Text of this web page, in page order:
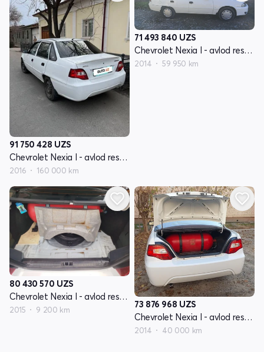
91 750 428 UZS
Chevrolet Nexia I - avlod restayling
2016 160 000 km
71 493 840 UZS
Chevrolet Nexia I - avlod restayling
2014 59 950 km
80 430 570 UZS
Chevrolet Nexia I - avlod restayling
2015 9 200 km
73 876 968 UZS
Chevrolet Nexia I - avlod restayling
2014 40 000 km